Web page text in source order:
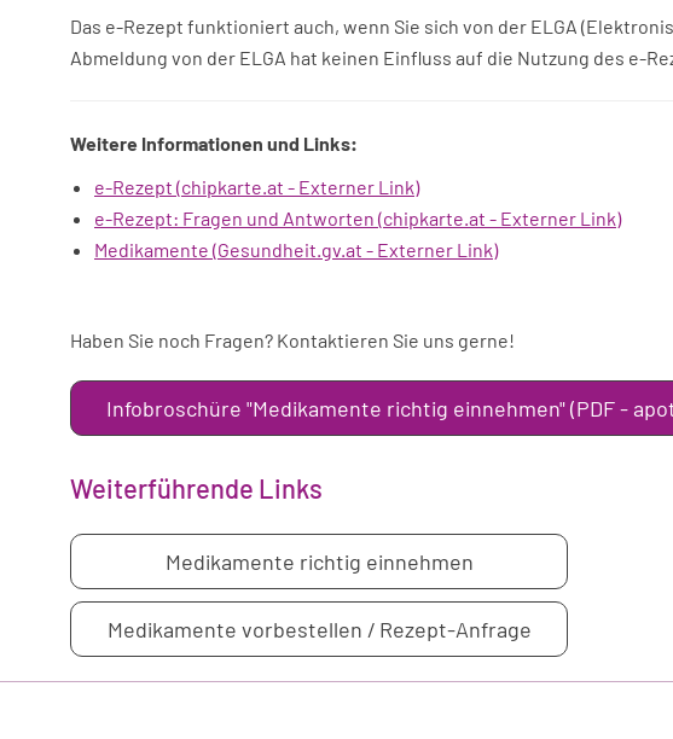
Das e-Rezept funktioniert auch, wenn Sie sich von der ELGA
Abmeldung von der ELGA hat keinen Einfluss auf die Nutzung des e-
Weitere Informationen und Links:
e-Rezept (chipkarte.at - Externer Link)
e-Rezept: Fragen und Antworten (chipkarte.at - Externer Link)
Medikamente (Gesundheit.gv.at - Externer Link)
Haben Sie noch Fragen? Kontaktieren Sie uns gerne!
Infobroschüre "Medikamente richtig einnehmen" (PDF -
Weiterführende Links
Medikamente richtig einnehmen
Medikamente vorbestellen / Rezept-Anfrage